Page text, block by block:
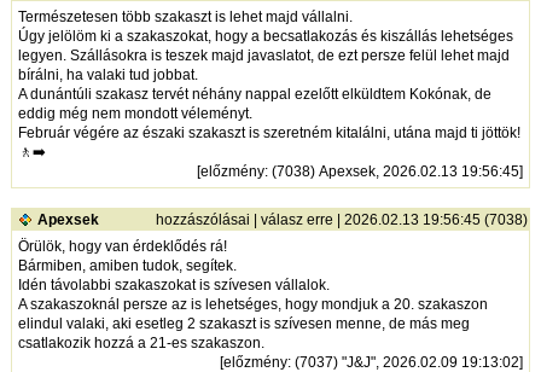
Természetesen több szakaszt is lehet majd vállalni.
Úgy jelölöm ki a szakaszokat, hogy a becsatlakozás és kiszállás lehetséges
legyen. Szállásokra is teszek majd javaslatot, de ezt persze felül lehet majd
bírálni, ha valaki tud jobbat.
A dunántúli szakasz tervét néhány nappal ezelőtt elküldtem Kokónak, de
eddig még nem mondott véleményt.
Február végére az északi szakaszt is szeretném kitalálni, utána majd ti jöttök!
🚶‍➡️
[előzmény: (7038) Apexsek, 2026.02.13 19:56:45]
Apexsek hozzászólásai |válasz erre | 2026.02.13 19:56:45 (7038)
Örülök, hogy van érdeklődés rá!
Bármiben, amiben tudok, segítek.
Idén távolabbi szakaszokat is szívesen vállalok.
A szakaszoknál persze az is lehetséges, hogy mondjuk a 20. szakaszon
elindul valaki, aki esetleg 2 szakaszt is szívesen menne, de más meg
csatlakozik hozzá a 21-es szakaszon.
[előzmény: (7037) "J&J", 2026.02.09 19:13:02]